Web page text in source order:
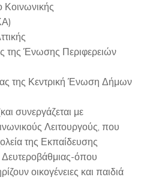
Κοινωνικής
της Ένωσης Περιφερειών
της Κεντρική Ένωση Δήμων
συνεργάζεται με
Λειτουργούς, που
της Εκπαίδευσης
όπου
οικογένειες και παιδιά